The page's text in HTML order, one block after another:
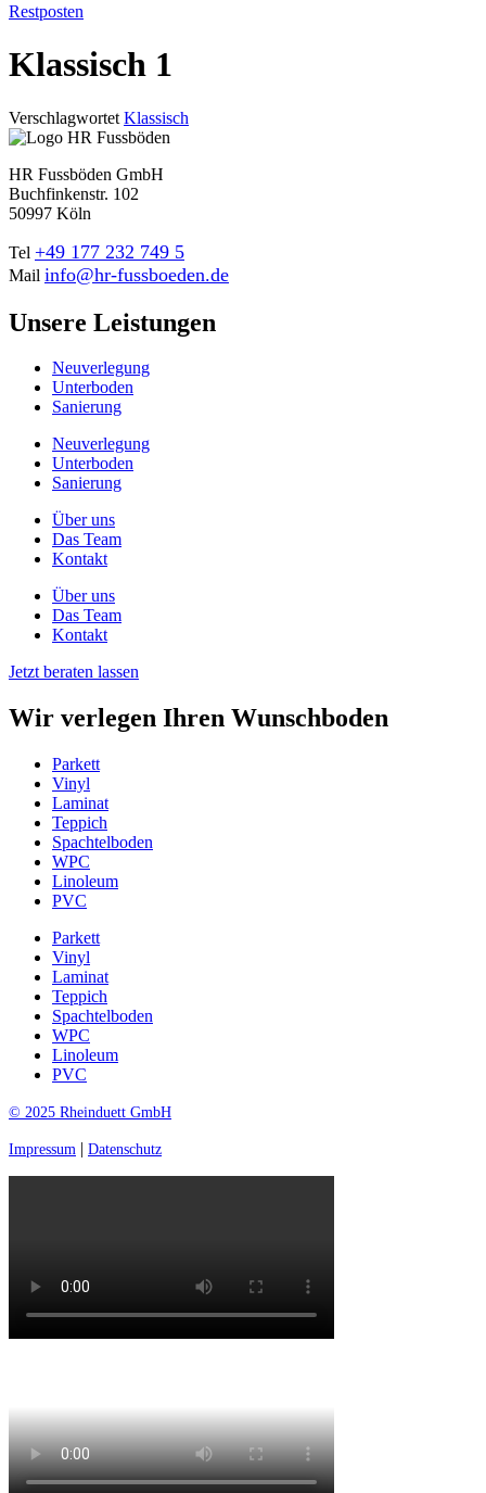
Restposten
Klassisch 1
Verschlagwortet Klassisch
HR Fussböden GmbH
Buchfinkenstr. 102
50997 Köln
Tel +49 177 232 749 5
Mail info@hr-fussboeden.de
Unsere Leistungen
Neuverlegung
Unterboden
Sanierung
Neuverlegung
Unterboden
Sanierung
Über uns
Das Team
Kontakt
Über uns
Das Team
Kontakt
Jetzt beraten lassen
Wir verlegen Ihren Wunschboden
Parkett
Vinyl
Laminat
Teppich
Spachtelboden
WPC
Linoleum
PVC
Parkett
Vinyl
Laminat
Teppich
Spachtelboden
WPC
Linoleum
PVC
© 2025 Rheinduett GmbH
Impressum | Datenschutz